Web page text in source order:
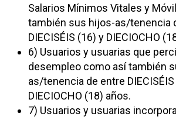
Salarios Mínimos Vitales y
también sus hijos-as/tenencia
DIECISÉIS (16) y DIECIOCHO
6) Usuarios y usuarias que
desempleo como así también
as/tenencia de entre
DIECIOCHO (18) años.
7) Usuarios y usuarias